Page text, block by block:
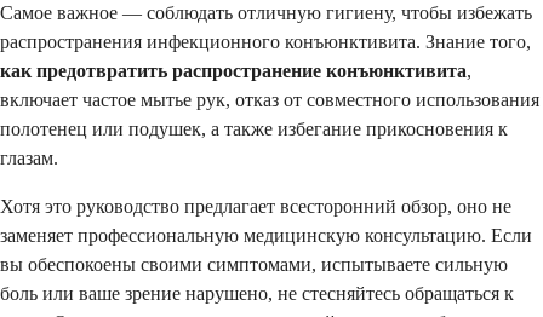
Самое важное — соблюдать отличную гигиену, чтобы избежать
распространения инфекционного конъюнктивита. Знание того,
как предотвратить распространение конъюнктивита,
включает частое мытье рук, отказ от совместного использования
полотенец или подушек, а также избегание прикосновения к
глазам.
Хотя это руководство предлагает всесторонний обзор, оно не
заменяет профессиональную медицинскую консультацию. Если
вы обеспокоены своими симптомами, испытываете сильную
боль или ваше зрение нарушено, не стесняйтесь обращаться к